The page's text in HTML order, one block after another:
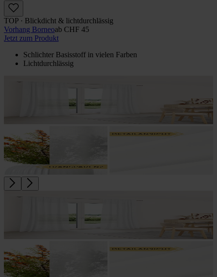
TOP · Blickdicht & lichtdurchlässig
Vorhang Borneoab CHF 45
Jetzt zum Produkt
Schlichter Basisstoff in vielen Farben
Lichtdurchlässig